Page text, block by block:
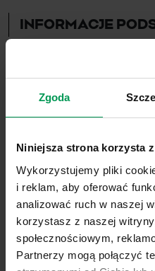
Zgoda
Niniejsza strona korzysta
Wykorzystujemy pliki
i reklam, aby oferować
analizować ruch w naszej
korzystasz z naszej
społecznościowym,
Partnerzy mogą połączyć
INFORMACJE
DO POBRANIA
ZOBACZ TAKŻE